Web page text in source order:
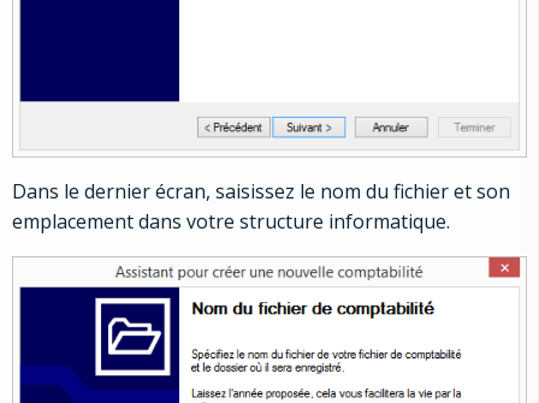
Dans le dernier écran, saisissez le nom du fichier et son
emplacement dans votre structure informatique.